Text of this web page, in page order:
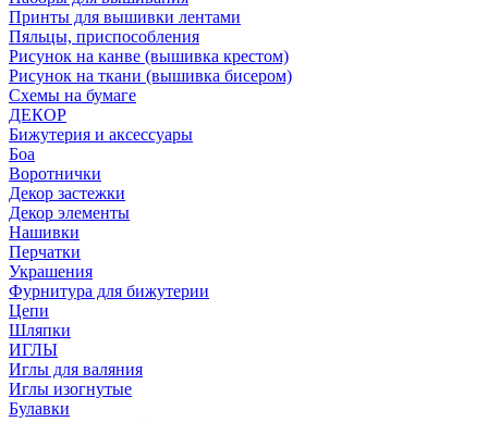
Принты для вышивки лентами
Пяльцы, приспособления
Рисунок на канве (вышивка крестом)
Рисунок на ткани (вышивка бисером)
Схемы на бумаге
ДЕКОР
Бижутерия и аксессуары
Боа
Воротнички
Декор застежки
Декор элементы
Нашивки
Перчатки
Украшения
Фурнитура для бижутерии
Цепи
Шляпки
ИГЛЫ
Иглы для валяния
Иглы изогнутые
Булавки